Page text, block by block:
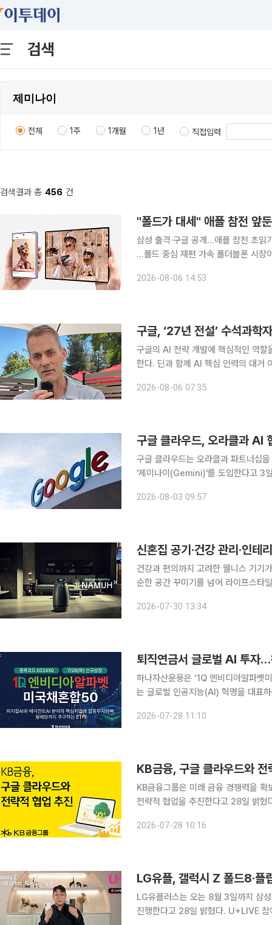
검색
전체 1주 1개월 1년 직접입력
검색결과 총 456 건
"폴드가 대세" 애플 참전 앞
삼성 출격·구글 공개…애플 참전 초
…폴드 중심 재편 가속 폴더블폰 시장이 하반기 본격적인 경쟁 국면에 들어선다. 삼성전자의 '갤럭시
고 있다. 다음 달 애플의 첫 폴더블폰
2026-08-06 14:53
구글, ‘27년 전설’ 수석과
구글의 AI 전략 개발에 핵심적인 역할
한다. 딘과 함께 AI 핵심 인력의 대거
스(X·옛 트위터)에서 AI 개발 사업부
2026-08-06 07:35
구글 클라우드, 오라클과 AI
구글 클라우드는 오라클과 파트너십
'제미나이(Gemini)'를 도입한다고 3일 밝혔다. 양사는 기존에도 오라클 클라
리케이션용 '오라클 AI 에이전트 스튜
2026-08-03 09:57
건강과 편의까지 고려한 웰니스 기기
순한 공간 꾸미기를 넘어 라이프스타
2026-07-30 13:34
퇴직연금서 글로벌 AI 투자
하나자산운용은 ‘1Q 엔비디아알파벳미
는 글로벌 인공지능(AI) 혁명을 대표
2026-07-28 11:10
KB금융, 구글 클라우드와
KB금융그룹은 미래 금융 경쟁력을
전략적 협업을 추진한다고 28일 밝혔다. 양사는 최신 AI 기술과 금융 전문성을 결합해
의 협력을 확대하고, 전문인력 간 지식
2026-07-28 10:16
LG유플러스는 오는 8월 3일까지 삼
진행한다고 28일 밝혔다. U+LIVE